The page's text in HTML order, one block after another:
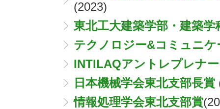
(2023)
東北工大建築学部・建築学
テクノロジー&コミュニケ
INTILAQアントレプレナ
日本機械学会東北支部長賞
情報処理学会東北支部賞